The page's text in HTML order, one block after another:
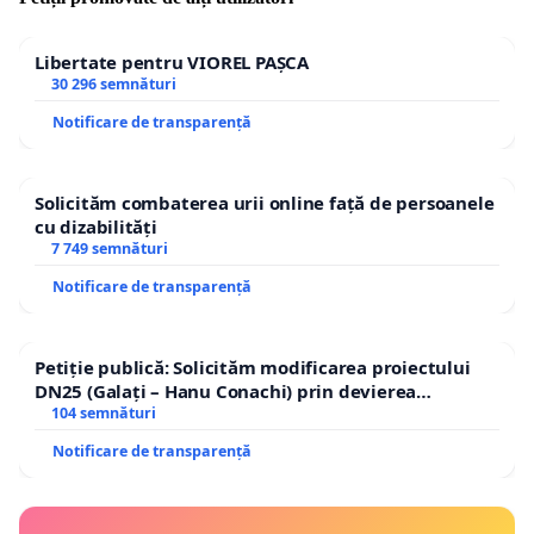
teatru!
Libertate pentru VIOREL PAȘCA
30 296 semnături
Notificare de transparență
Solicităm combaterea urii online față de persoanele
cu dizabilități
7 749 semnături
Notificare de transparență
Petiție publică: Solicităm modificarea proiectului
DN25 (Galați – Hanu Conachi) prin devierea
traseului în afara localităților!
104 semnături
Notificare de transparență